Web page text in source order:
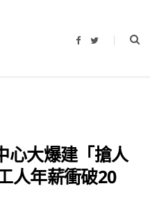
F
b
T
t
心大爆建「搶人
人年薪衝破20